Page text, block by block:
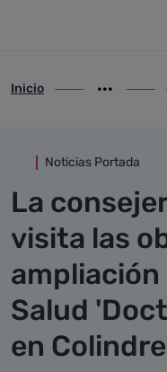
ir-a inicio
Inicio
Mostrar
ir-a
Noticias Portada
La
visita las
ampliación
Salud
en